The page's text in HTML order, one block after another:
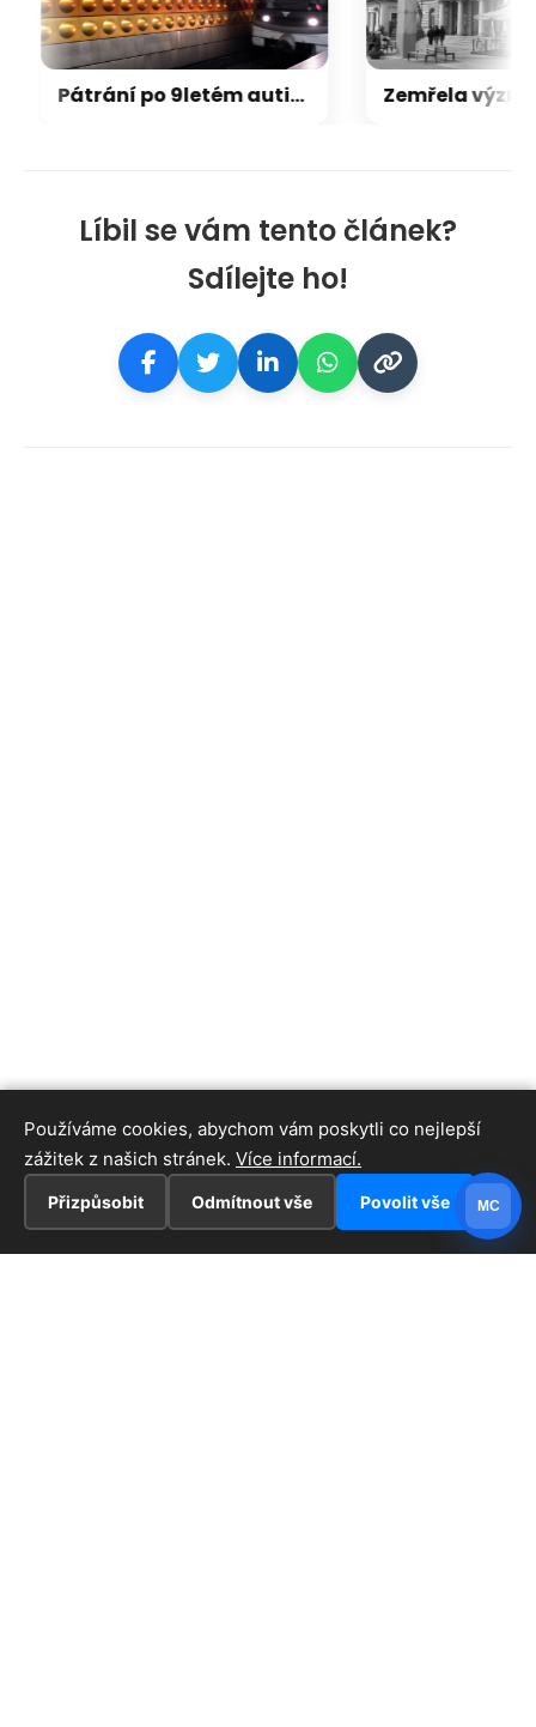
Líbil se vám tento článek?
Sdílejte ho!
Pátrání po 9letém autistickém chlapci skončilo šťastně. Všiml si ho cestující v metru
Používáme cookies, abychom vám poskytli co nejlepší
zážitek z našich stránek. Více informací.
Přizpůsobit Odmítnout vše Povolit vše MC